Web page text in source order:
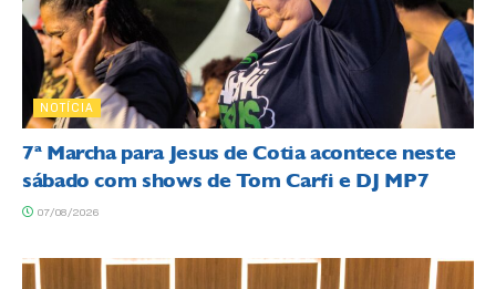
NOTÍCIA
7ª Marcha para Jesus de Cotia acontece neste
sábado com shows de Tom Carfi e DJ MP7
07/08/2026